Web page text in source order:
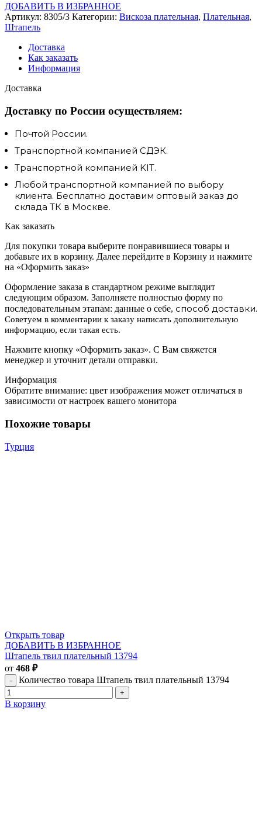
ДОБАВИТЬ В ИЗБРАННОЕ
Артикул: 8305/3 Категории: Вискоза плательная, Плательная,
Штапель
Доставка
Как заказать
Информация
Доставка
Доставку по России осуществляем:
Почтой России.
Транспортной компанией СДЭК.
Транспортной компанией KIT.
Любой транспортной компанией по выбору
клиента. Бесплатно доставим оптовый заказ до
склада ТК в Москве.
Как заказать
Для покупки товара выберите понравившиеся товары и
добавьте их в корзину. Далее перейдите в Корзину и нажмите
на «Оформить заказ»
Оформление заказа в стандартном режиме выглядит
следующим образом. Заполняете полностью форму по
последовательным этапам: данные о себе, способ доставки.
Советуем в комментарии к заказу написать дополнительную
информацию, если такая есть.
Нажмите кнопку «Оформить заказ». С Вам свяжется
менеджер и уточнит детали отправки.
Информация
Обратите внимание: цвет изображения может отличаться в
зависимости от настроек вашего монитора
Похожие товары
Турция
Открыть товар
ДОБАВИТЬ В ИЗБРАННОЕ
Штапель твил плательный 13794
от 468 ₽
Количество товара Штапель твил плательный 13794
В корзину